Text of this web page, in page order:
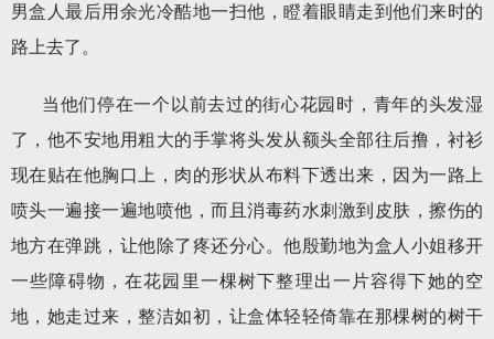
男盒人最后用余光冷酷地一扫他，瞪着眼睛走到他们来时的
路上去了。
当他们停在一个以前去过的街心花园时，青年的头发湿
了，他不安地用粗大的手掌将头发从额头全部往后撸，衬衫
现在贴在他胸口上，肉的形状从布料下透出来，因为一路上
喷头一遍接一遍地喷他，而且消毒药水刺激到皮肤，擦伤的
地方在弹跳，让他除了疼还分心。他殷勤地为盒人小姐移开
一些障碍物，在花园里一棵树下整理出一片容得下她的空
地，她走过来，整洁如初，让盒体轻轻倚靠在那棵树的树干